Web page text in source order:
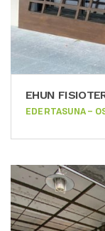
EHUN
EDERTASUNA –